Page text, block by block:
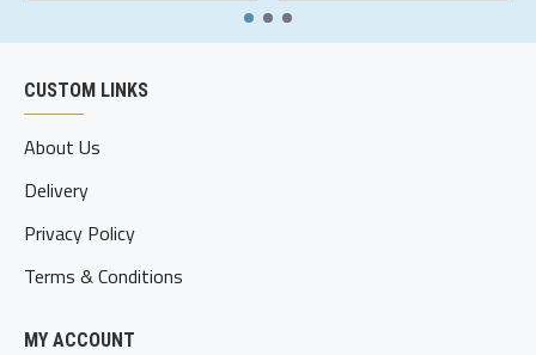
CUSTOM LINKS
About Us
Delivery
Privacy Policy
Terms & Conditions
MY ACCOUNT